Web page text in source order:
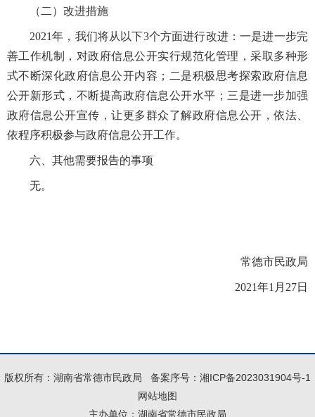
（二）改进措施
2021年，我们将从以下3个方面进行改进：一是进一步完
善工作机制，对政府信息公开实行规范化管理，采取多种形
式不断深化政府信息公开内容；二是积极思考探索政府信息
公开新形式，不断提高政府信息公开水平；三是进一步加强
政府信息公开宣传，让更多群众了解政府信息公开，依法、
依程序积极参与政府信息公开工作。
六、其他需要报告的事项
无。
常德市民政局
2021年1月27日
版权所有：湖南省常德市民政局 备案序号： 湘ICP备2023031904号-1
网站地图
主办单位：湖南省常德市民政局